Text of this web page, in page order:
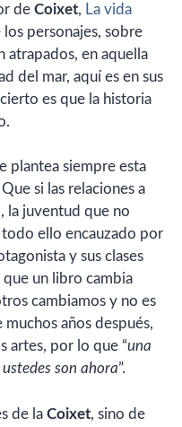
de Coixet, La vida
los personajes, sobre
atrapados, en aquella
del mar, aquí es en sus
es que la historia
plantea siempre esta
si las relaciones a
la juventud que no
ello encauzado por
y sus clases
que un libro cambia
cambiamos y no es
años después,
artes, por lo que “una
son ahora”.
de la Coixet, sino de